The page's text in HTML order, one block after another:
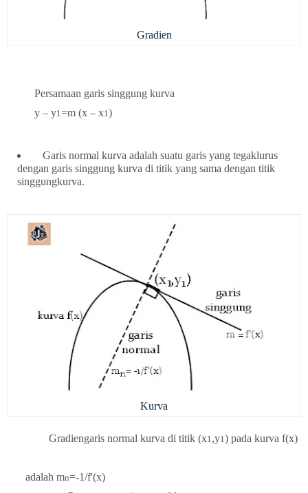
Gradien
Persamaan garis singgung kurva
y – y1=m (x – x1)
Garis normal kurva adalah suatu garis yang tegaklurus
dengan garis singgung kurva di titik yang sama dengan titik
singgungkurva.
Kurva
Gradiengaris normal kurva di titik (x1,y1) pada kurva f(x)
adalah mn=-1/f'(x)